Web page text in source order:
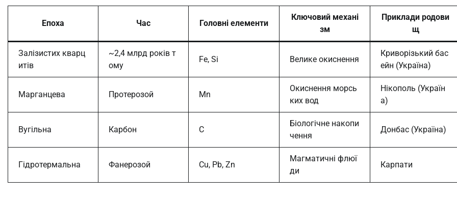
Епоха Час Головні елементи
Ключовий механі
зм
Приклади родови
щ
Залізистих кварц
итів
~2,4 млрд років т
ому
Fe, Si Велике окиснення
Криворізький бас
ейн (Україна)
Марганцева Протерозой Mn
Окиснення морсь
ких вод
Нікополь (Україн
а)
Вугільна Карбон C
Біологічне накопи
чення
Донбас (Україна)
Гідротермальна Фанерозой Cu, Pb, Zn
Магматичні флюї
ди
Карпати